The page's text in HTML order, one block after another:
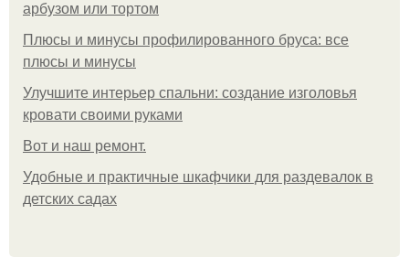
арбузом или тортом
Плюсы и минусы профилированного бруса: все
плюсы и минусы
Улучшите интерьер спальни: создание изголовья
кровати своими руками
Boт и наш ремoнт.
Удобные и практичные шкафчики для раздевалок в
детских садах